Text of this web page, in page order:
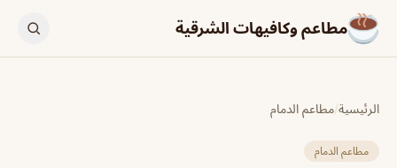
مطاعم وكافيهات الشرقية
الرئيسية/مطاعم الدمام
مطاعم الدمام